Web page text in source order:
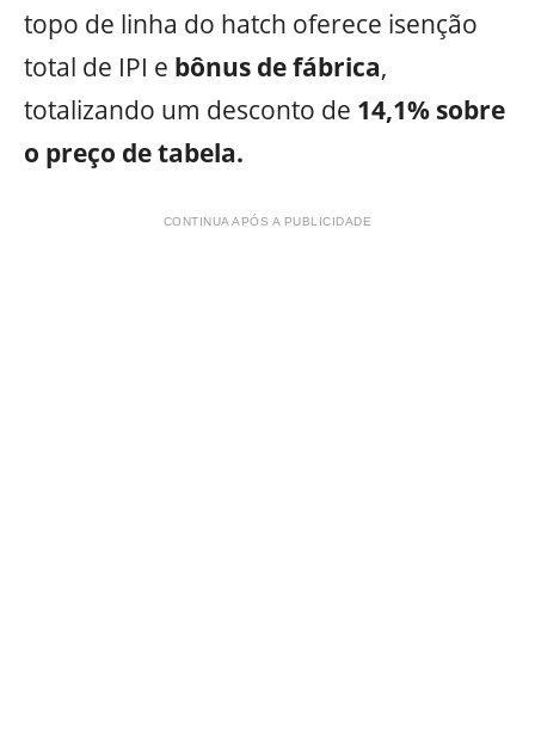
topo de linha do hatch oferece isenção
total de IPI e bônus de fábrica,
totalizando um desconto de 14,1% sobre
o preço de tabela.
CONTINUA APÓS A PUBLICIDADE